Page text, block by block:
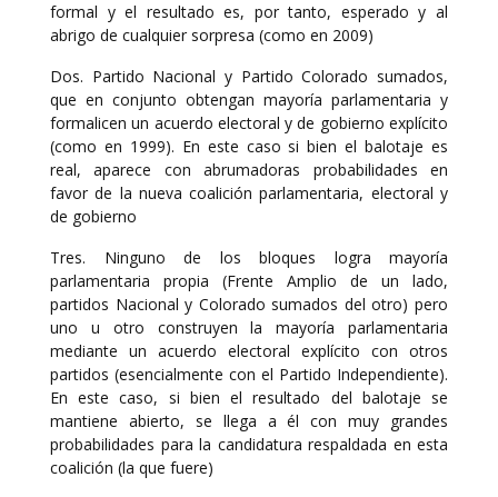
formal y el resultado es, por tanto, esperado y al
abrigo de cualquier sorpresa (como en 2009)
Dos. Partido Nacional y Partido Colorado sumados,
que en conjunto obtengan mayoría parlamentaria y
formalicen un acuerdo electoral y de gobierno explícito
(como en 1999). En este caso si bien el balotaje es
real, aparece con abrumadoras probabilidades en
favor de la nueva coalición parlamentaria, electoral y
de gobierno
Tres. Ninguno de los bloques logra mayoría
parlamentaria propia (Frente Amplio de un lado,
partidos Nacional y Colorado sumados del otro) pero
uno u otro construyen la mayoría parlamentaria
mediante un acuerdo electoral explícito con otros
partidos (esencialmente con el Partido Independiente).
En este caso, si bien el resultado del balotaje se
mantiene abierto, se llega a él con muy grandes
probabilidades para la candidatura respaldada en esta
coalición (la que fuere)